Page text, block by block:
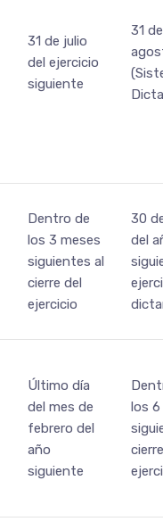
31 de julio
del ejercicio
siguiente
31 de
Dentro de
los 3 meses
siguientes al
cierre del
ejercicio
30
del
Último día
del mes de
febrero del
año
siguiente
los